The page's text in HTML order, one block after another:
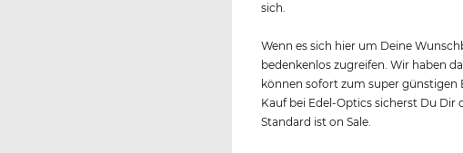
sich.
Wenn es sich hier um Deine
bedenkenlos zugreifen. Wir haben
können sofort zum super günstigen
Kauf bei Edel-Optics sicherst Du Dir
Standard ist on Sale.